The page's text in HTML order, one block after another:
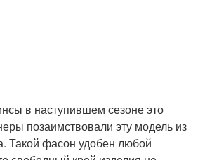
в наступившем сезоне это
позаимствовали эту модель из
Такой фасон удобен любой